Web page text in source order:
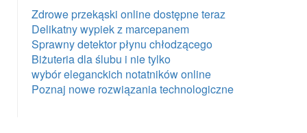
Zdrowe przekąski online dostępne teraz
Delikatny wypiek z marcepanem
Sprawny detektor płynu chłodzącego
Biżuteria dla ślubu i nie tylko
wybór eleganckich notatników online
Poznaj nowe rozwiązania technologiczne